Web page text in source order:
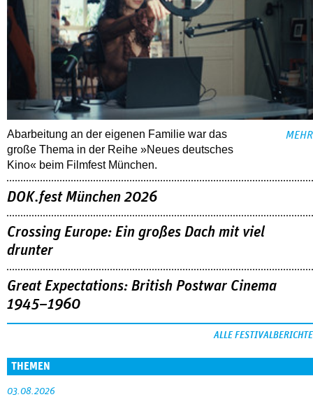
Abarbeitung an der eigenen Familie war das
große Thema in der Reihe »Neues deutsches
Kino« beim Filmfest München.
MEHR
DOK.fest München 2026
Crossing Europe: Ein großes Dach mit viel
drunter
Great Expectations: British Postwar Cinema
1945–1960
ALLE FESTIVALBERICHTE
THEMEN
03.08.2026